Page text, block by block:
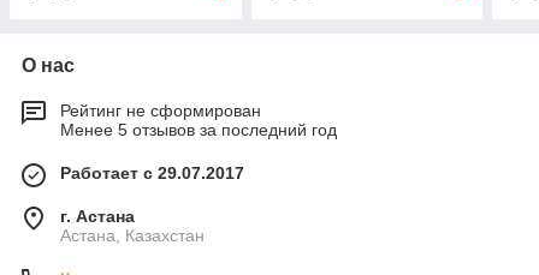
О нас
Рейтинг не сформирован
Менее 5 отзывов за последний год
Работает с 29.07.2017
г. Астана
Астана, Казахстан